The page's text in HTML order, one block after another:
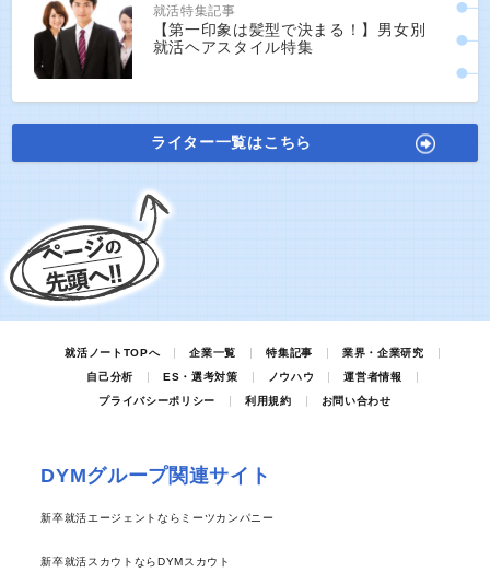
就活特集記事
【第一印象は髪型で決まる！】男女別
就活ヘアスタイル特集
ライター一覧はこちら
就活ノートTOPへ 企業一覧 特集記事
業界・企業研究
自己分析
ES・選考対策 ノウハウ
運営者情報
プライバシーポリシー
利用規約 お問い合わせ
DYMグループ関連サイト
新卒就活エージェントならミーツカンパニー
新卒就活スカウトならDYMスカウト